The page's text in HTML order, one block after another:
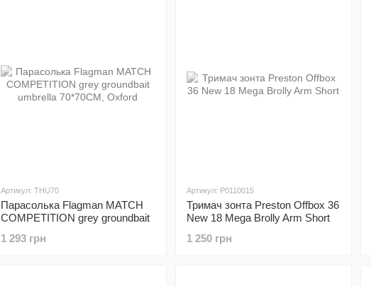
Артикул: THU70
Парасолька Flagman MATCH
COMPETITION grey groundbait
1 293 грн
Артикул: P0110015
Тримач зонта Preston Offbox 36
New 18 Mega Brolly Arm Short
1 250 грн